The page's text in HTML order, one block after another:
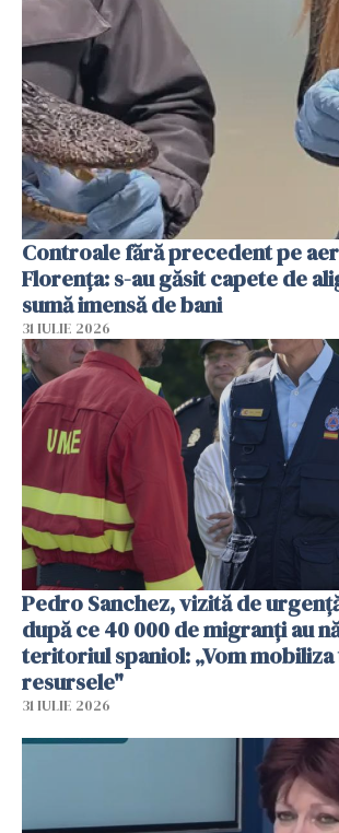
Controale fără precedent pe
Florența: s-au găsit capete de
sumă imensă de bani
31 IULIE 2026
Pedro Sanchez, vizită de
după ce 40 000 de migranți au
teritoriul spaniol: „Vom
resursele"
31 IULIE 2026